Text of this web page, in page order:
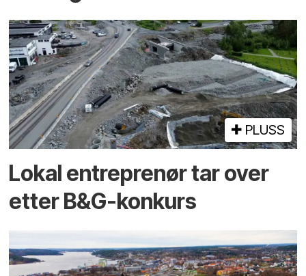
PLUSS
Lokal entreprenør tar over
etter B&G-konkurs